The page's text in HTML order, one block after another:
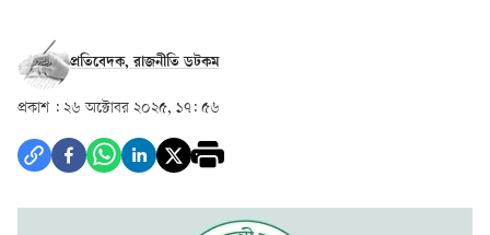
প্রতিবেদক, রাজনীতি ডটকম
প্রকাশ : ২৬ অক্টোবর ২০২৫, ১৭: ৫৬